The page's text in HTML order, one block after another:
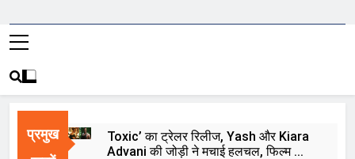
प्रमुख
Toxic’ का ट्रेलर रिलीज, Yash और Kiara
Advani की जोड़ी ने मचाई हलचल, फिल्म को